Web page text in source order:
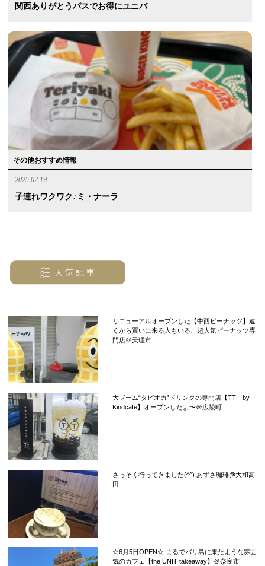
関西ありがとうパスでお得にユニバ
その他おすすめ情報
2025.02.19
子連れワクワク♪ミ・ナーラ
リニューアルオープンした【中西ピーナッツ】遠
くから買いに来る人もいる、超人気ピーナッツ専
門店＠天理市
大ブーム“タピオカ”ドリンクの専門店【TT by
Kindcafe】オープンしたよ〜＠広陵町
さっそく行ってきました(^^) あずさ珈琲@大和高
田
☆6月5日OPEN☆ まるでバリ島に来たような雰囲
気のカフェ【the UNIT takeaway】＠奈良市